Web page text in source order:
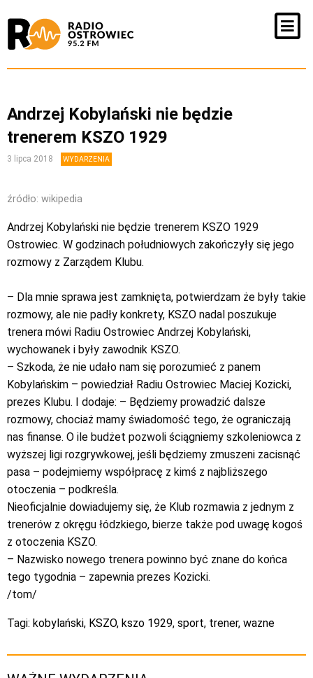
Andrzej Kobylański nie będzie
trenerem KSZO 1929
3 lipca 2018 WYDARZENIA
źródło: wikipedia
Andrzej Kobylański nie będzie trenerem KSZO 1929
Ostrowiec. W godzinach południowych zakończyły się jego
rozmowy z Zarządem Klubu.
– Dla mnie sprawa jest zamknięta, potwierdzam że były takie
rozmowy, ale nie padły konkrety, KSZO nadal poszukuje
trenera mówi Radiu Ostrowiec Andrzej Kobylański,
wychowanek i były zawodnik KSZO.
– Szkoda, że nie udało nam się porozumieć z panem
Kobylańskim – powiedział Radiu Ostrowiec Maciej Kozicki,
prezes Klubu. I dodaje: – Będziemy prowadzić dalsze
rozmowy, chociaż mamy świadomość tego, że ograniczają
nas finanse. O ile budżet pozwoli ściągniemy szkoleniowca z
wyższej ligi rozgrywkowej, jeśli będziemy zmuszeni zacisnąć
pasa – podejmiemy współpracę z kimś z najbliższego
otoczenia – podkreśla.
Nieoficjalnie dowiadujemy się, że Klub rozmawia z jednym z
trenerów z okręgu łódzkiego, bierze także pod uwagę kogoś
z otoczenia KSZO.
– Nazwisko nowego trenera powinno być znane do końca
tego tygodnia – zapewnia prezes Kozicki.
/tom/
Tagi: kobylański, KSZO, kszo 1929, sport, trener, wazne